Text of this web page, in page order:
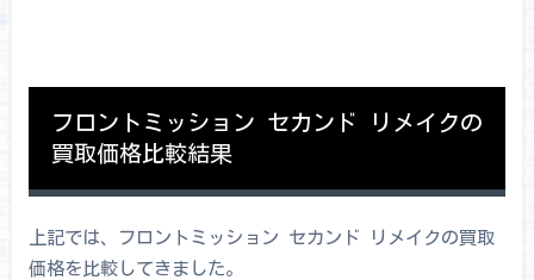
フロントミッション セカンド リメイクの
買取価格比較結果
上記では、フロントミッション セカンド リメイクの買取
価格を比較してきました。